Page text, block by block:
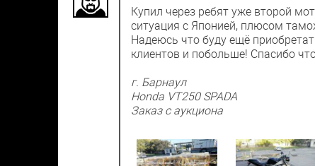
Купил через ребят уже второй
ситуация с Японией, плюсом
Надеюсь что буду ещё
клиентов и побольше! Спасибо
г. Барнаул
Honda VT250 SPADA
Заказ с аукциона